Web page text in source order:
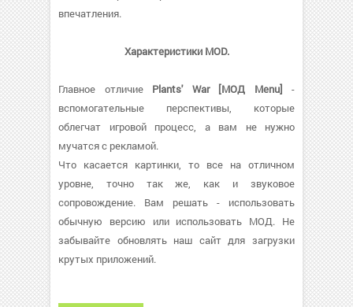
впечатления.
Характеристики MOD.
Главное отличие Plants' War [МОД Menu] -
вспомогательные перспективы, которые
облегчат игровой процесс, а вам не нужно
мучатся с рекламой.
Что касается картинки, то все на отличном
уровне, точно так же, как и звуковое
сопровождение. Вам решать - использовать
обычную версию или использовать МОД. Не
забывайте обновлять наш сайт для загрузки
крутых приложений.